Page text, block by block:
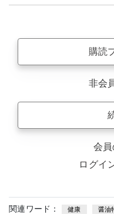
購読
非会
会
ログイ
関連ワード： 健康 醤油